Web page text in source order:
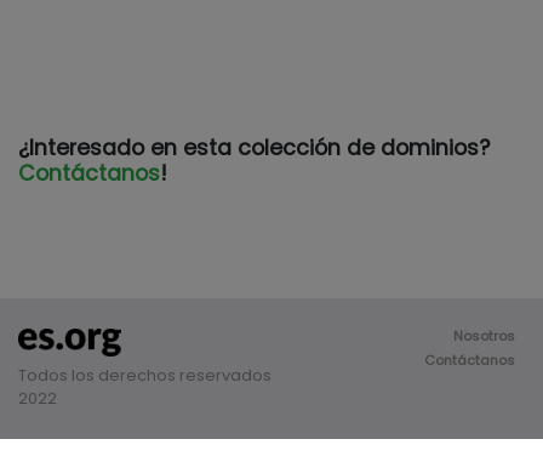
¿Interesado en esta colección de dominios?
Contáctanos!
Todos los derechos reservados
2022
Nosotros
Contáctanos